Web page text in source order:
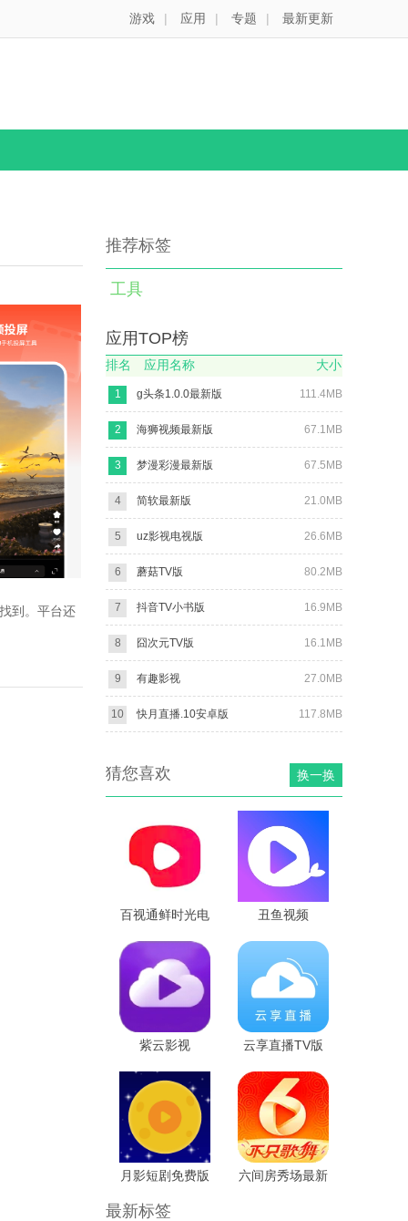
游戏 | 应用 | 专题 | 最新更新
到。平台还
推荐标签
工具
应用TOP榜
排名 应用名称 大小
1 111.4MB
g头条1.0.0最新版
2 67.1MB
海狮视频最新版
3 67.5MB
梦漫彩漫最新版
4 21.0MB
简软最新版
5 26.6MB
uz影视电视版
6 80.2MB
蘑菇TV版
7 16.9MB
抖音TV小书版
8 16.1MB
囧次元TV版
9 27.0MB
有趣影视
10 117.8MB
快月直播.10安卓版
换一换
猜您喜欢
百视通鲜时光电
丑鱼视频
紫云影视 云享直播TV版
月影短剧免费版
六间房秀场最新
最新标签